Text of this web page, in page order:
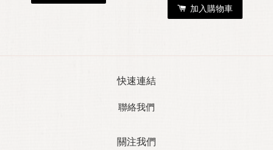
加入購物車
快速連結
聯絡我們
關注我們